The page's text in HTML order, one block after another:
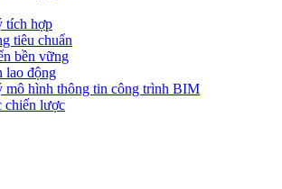
tích hợp
tiêu chuẩn
bền vững
lao động
mô hình thông tin công trình BIM
chiến lược